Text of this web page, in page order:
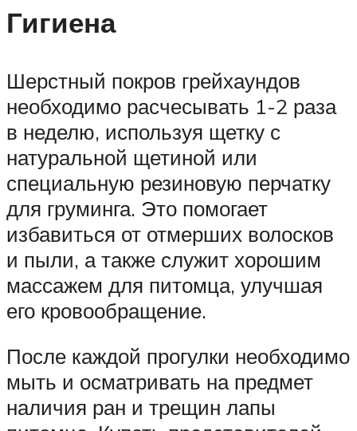
Гигиена
Шерстный покров грейхаундов
необходимо расчесывать 1-2 раза
в неделю, используя щетку с
натуральной щетиной или
специальную резиновую перчатку
для груминга. Это помогает
избавиться от отмерших волосков
и пыли, а также служит хорошим
массажем для питомца, улучшая
его кровообращение.
После каждой прогулки необходимо
мыть и осматривать на предмет
наличия ран и трещин лапы